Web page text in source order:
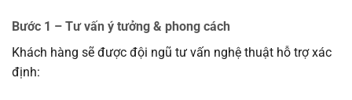
Bước 1 – Tư vấn ý tưởng & phong cách
Khách hàng sẽ được đội ngũ tư vấn nghệ thuật hỗ trợ xác
định: